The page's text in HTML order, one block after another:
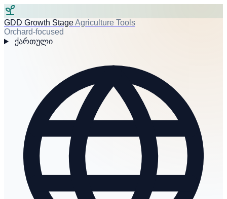
GDD Growth StageAgriculture Tools
Orchard-focused
ქართული